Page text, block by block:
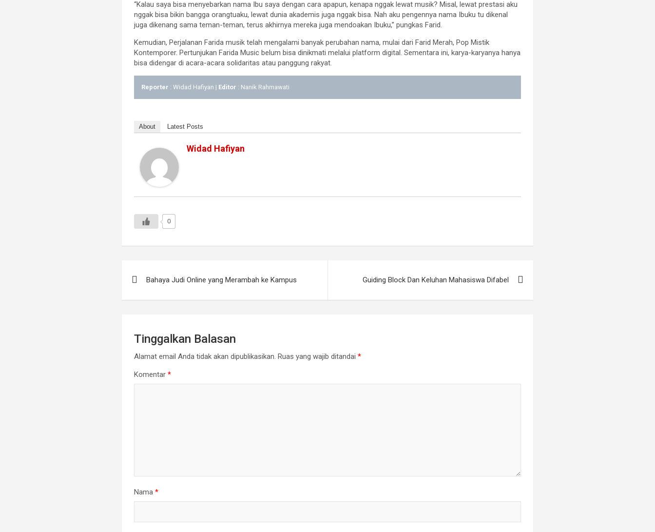
“Kalau saya bisa menyebarkan nama Ibu saya dengan cara apapun, kenapa nggak lewat musik? Misal, lewat prestasi aku
nggak bisa bikin bangga orangtuaku, lewat dunia akademis juga nggak bisa. Nah aku pengennya nama Ibuku tu dikenal
juga dikenang sama teman-teman, terus akhirnya mereka juga mendoakan Ibuku,” pungkas Farid.
Kemudian, Perjalanan Farida musik telah mengalami banyak perubahan nama, mulai dari Farid Merah, Pop Mistik
Kontemporer. Pertunjukan Farida Music belum bisa dinikmati melalui platform digital. Sementara ini, karya-karyanya hanya
bisa didengar di acara-acara solidaritas atau panggung rakyat.
Reporter : Widad Hafiyan | Editor : Nanik Rahmawati
About Latest Posts
Widad Hafiyan
0
Bahaya Judi Online yang Merambah ke Kampus Guiding Block Dan Keluhan Mahasiswa Difabel
Tinggalkan Balasan
Alamat email Anda tidak akan dipublikasikan. Ruas yang wajib ditandai*
Komentar*
Nama*